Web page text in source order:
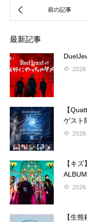
最新記事
【
ゲスト
【キ
【生